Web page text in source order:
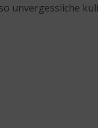
unvergessliche